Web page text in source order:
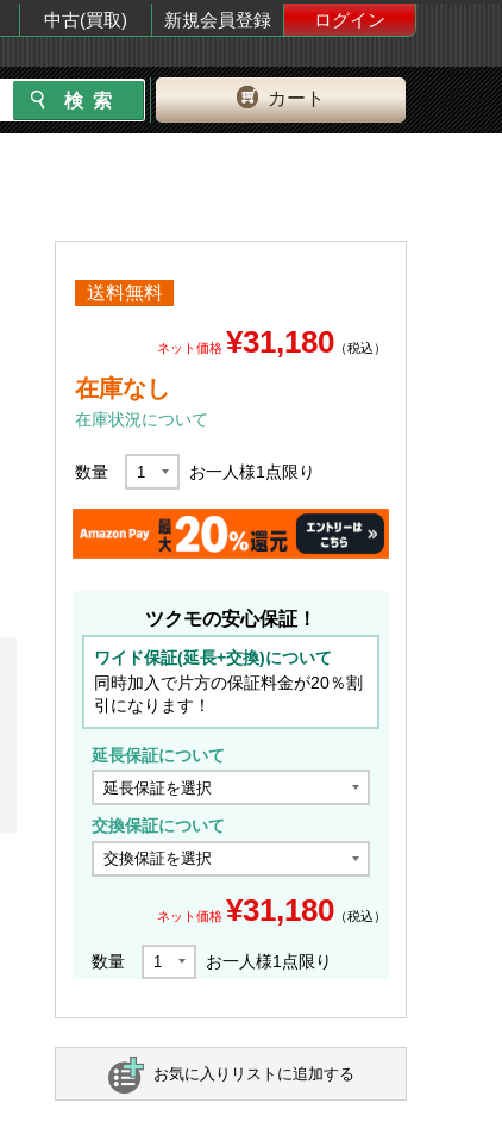
中古(買取) 新規会員登録
ログイン
カート
送料無料
ネット価格 ¥31,180 （税込）
在庫なし
在庫状況について
数量 お一人様1 点限り
ツクモの安心保証！
ワイド保証(延長+交換)について
同時加入で片方の保証料金が20％割
引になります！
延長保証について
交換保証について
ネット価格 ¥31,180 （税込）
数量 お一人様1点限り
お気に入りリストに追加する